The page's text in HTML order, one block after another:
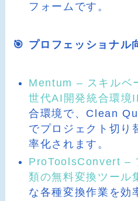
フォームです。
🎯 プロフェッショナル
Mentum – スキルベ
世代AI開発統合環境
合環境で、Clean
でプロジェクト切り
率化されます。
ProToolsConvert –
類の無料変換ツール
な各種変換作業を効